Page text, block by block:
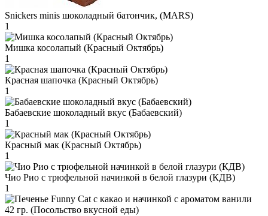
Snickers minis шоколадный батончик, (MARS)
1
Мишка косолапый (Красный Октябрь)
1
Красная шапочка (Красный Октябрь)
1
Бабаевские шоколадный вкус (Бабаевский)
1
Красный мак (Красный Октябрь)
1
Чио Рио с трюфельной начинкой в белой глазури (КДВ)
1